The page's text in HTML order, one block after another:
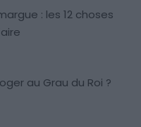
: les 12 choses
au Grau du Roi ?